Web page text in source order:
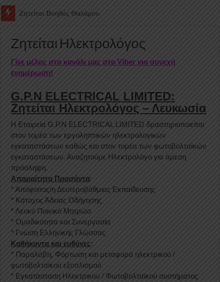
Ζητείται Βοηθός Θαλάμου
Ζητείται Ηλεκτρολόγος
Γίνε μέλος στο κανάλι μας στο Viber για συνεχή
ενημέρωση!
G.P.N ELECTRICAL LIMITED:
Ζητείται Ηλεκτρολόγος – Λευκωσία
Η Εταιρεία G.P.N ELECTRICAL LIMITED δραστηριοποιείται
στον τομέα των εργοληπτικών ηλεκτρολογικών
εγκαταστάσεων καθώς και στον τομέα των φωτοβολταϊκών
εγκαταστάσεων. Αναζητούμε Ηλεκτρολόγο για άμεση
πρόσληψη.
Απαραίτητα Προσόντα:
* Απόφοιτος/η Δευτεροβάθμιας Εκπαίδευσης
* Κάτοχος Άδειας Οδήγησης
* Λευκό Ποινικό Μητρώο
* Ομαδικότητα και Συνεργασία
* Γνώση Ελληνικής Γλώσσας
Καθήκοντα και ευθύνες:
* Παραλάβη, Φόρτωση και μεταφορά ηλεκτρικού /
φωτοβολταϊκού εξοπλισμού
* Εγκατάσταση Ηλεκτρικού / Φωτοβολταϊκού συστήματος